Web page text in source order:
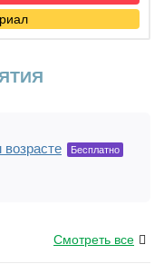
Бесплатно
Смотреть все